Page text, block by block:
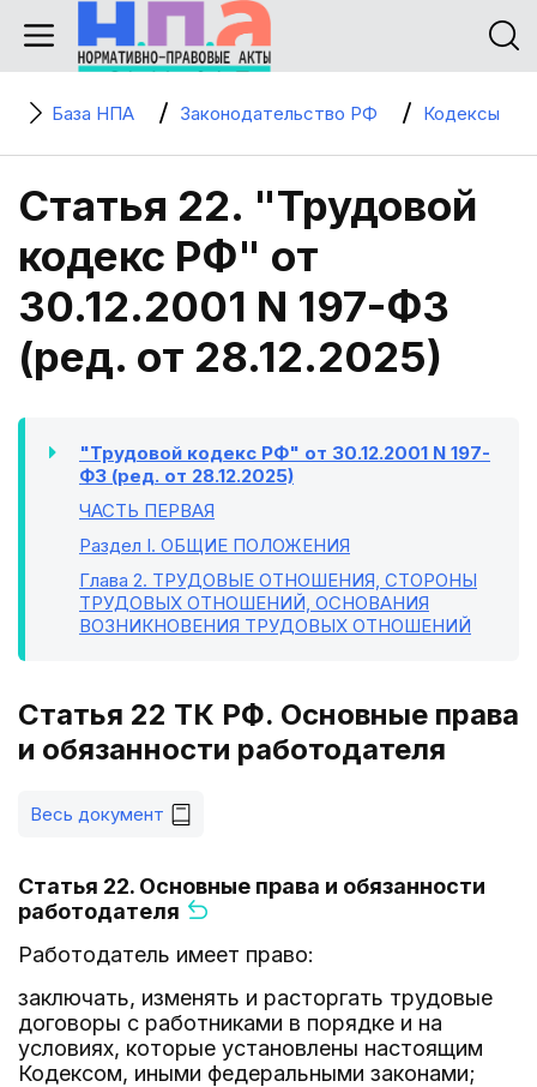
База НПА Законодательство РФ Кодексы
Статья 22. "Трудовой
кодекс РФ" от
30.12.2001 N 197-ФЗ
(ред. от 28.12.2025)
"Трудовой кодекс РФ" от 30.12.2001 N 197-
ФЗ (ред. от 28.12.2025)
ЧАСТЬ ПЕРВАЯ
Раздел I. ОБЩИЕ ПОЛОЖЕНИЯ
Глава 2. ТРУДОВЫЕ ОТНОШЕНИЯ, СТОРОНЫ
ТРУДОВЫХ ОТНОШЕНИЙ, ОСНОВАНИЯ
ВОЗНИКНОВЕНИЯ ТРУДОВЫХ ОТНОШЕНИЙ
Статья 22 ТК РФ. Основные права
и обязанности работодателя
Весь документ
Статья 22. Основные права и обязанности
работодателя
Работодатель имеет право:
заключать, изменять и расторгать трудовые
договоры с работниками в порядке и на
условиях, которые установлены настоящим
Кодексом, иными федеральными законами;